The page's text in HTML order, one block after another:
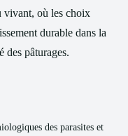
vivant, où les choix
durable dans la
des pâturages.
des parasites et